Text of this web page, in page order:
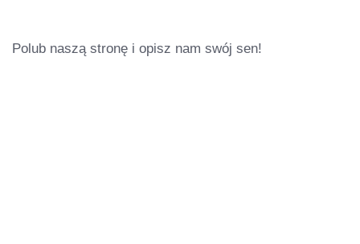
Polub naszą stronę i opisz nam swój sen!